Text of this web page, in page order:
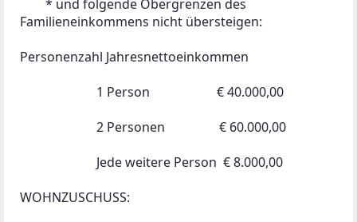
Familieneinkommens nicht übersteigen:
Personenzahl Jahresnettoeinkommen
1 Person                     € 40.000,00
2 Personen                 € 60.000,00
Jede weitere Person  € 8.000,00
WOHNZUSCHUSS: